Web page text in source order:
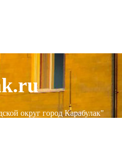
округ город Карабулак"